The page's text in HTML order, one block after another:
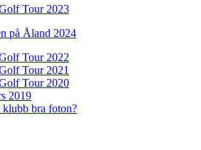
Tour 2023
på Åland 2024
Tour 2022
Tour 2021
Tour 2020
2019
bra foton?